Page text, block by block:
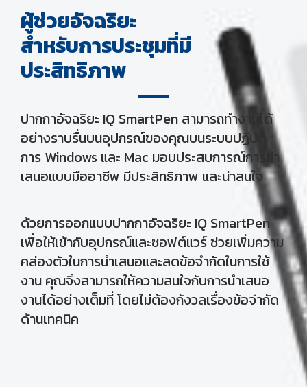
ผู้ช่วยอัจฉริยะ
สำหรับการประชุมที่มี
ประสิทธิภาพ
ปากกาอัจฉริยะ IQ SmartPen สามารถทำงานได้
อย่างราบรื่นบนอุปกรณ์ของคุณบนระบบปฏิบัติ
การ Windows และ Mac มอบประสบการณ์การนำ
เสนอแบบมืออาชีพ มีประสิทธิภาพ และน่าสนใจ
ด้วยการออกแบบปากกาอัจฉริยะ IQ SmartPen
เพื่อให้เข้ากับอุปกรณ์และซอฟต์แวร์ ช่วยเพิ่มความ
คล่องตัวในการนำเสนอและลดข้อจำกัดในการใช้
งาน คุณจึงสามารถให้ความสนใจกับการนำเสนอ
งานได้อย่างเต็มที่ โดยไม่ต้องกังวลเรื่องข้อจำกัด
ด้านเทคนิค